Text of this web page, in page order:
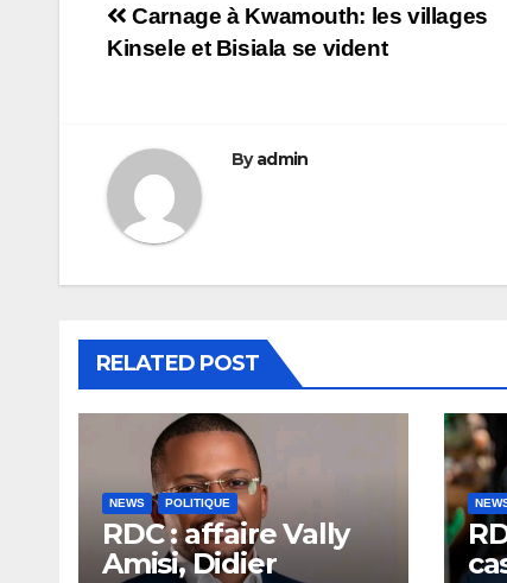
Navigation
Carnage à Kwamouth: les villages
Kinsele et Bisiala se vident
Byadmin
RELATED POST
NEWS POLITIQUE
RDC : affaire Vally
Amisi, Didier